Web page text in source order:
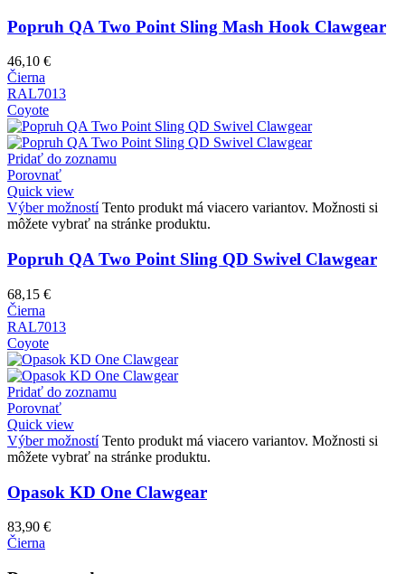
Popruh QA Two Point Sling Mash Hook Clawgear
46,10 €
Čierna
RAL7013
Coyote
Pridať do zoznamu
Porovnať
Quick view
Výber možností Tento produkt má viacero variantov. Možnosti si
môžete vybrať na stránke produktu.
Popruh QA Two Point Sling QD Swivel Clawgear
68,15 €
Čierna
RAL7013
Coyote
Pridať do zoznamu
Porovnať
Quick view
Výber možností Tento produkt má viacero variantov. Možnosti si
môžete vybrať na stránke produktu.
Opasok KD One Clawgear
83,90 €
Čierna